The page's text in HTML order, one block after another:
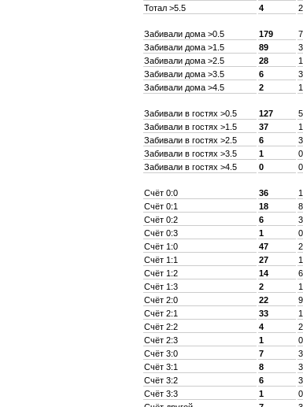
Тотал >5.5
4
Забивали дома >0.5 179
Забивали дома >1.5
89
Забивали дома >2.5
28
Забивали дома >3.5
6
Забивали дома >4.5
2
Забивали в гостях >0.5 127
Забивали в гостях >1.5
37
Забивали в гостях >2.5
6
Забивали в гостях >3.5
1
Забивали в гостях >4.5
0
Счёт 0:0 36
Счёт 0:1
18
Счёт 0:2
6
Счёт 0:3
1
Счёт 1:0
47
Счёт 1:1
27
Счёт 1:2
14
Счёт 1:3
2
Счёт 2:0
22
Счёт 2:1
33
Счёт 2:2
4
Счёт 2:3
1
Счёт 3:0
7
Счёт 3:1
8
Счёт 3:2
6
Счёт 3:3
1